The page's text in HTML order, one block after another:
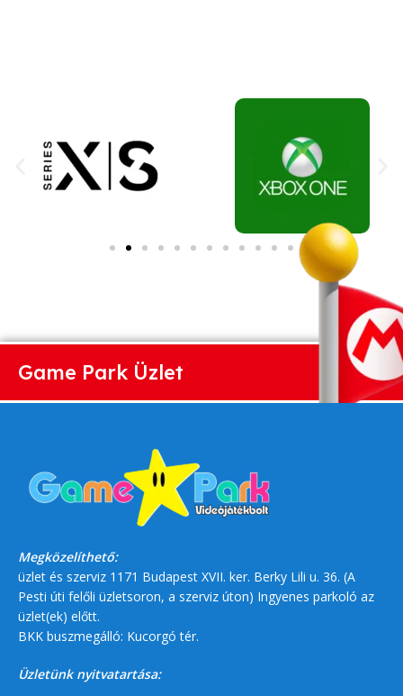
Game Park Üzlet
Megközelíthető:
üzlet és szerviz 1171 Budapest XVII. ker. Berky Lili u. 36. (A
Pesti úti felőli üzletsoron, a szerviz úton) Ingyenes parkoló az
üzlet(ek) előtt.
BKK buszmegálló: Kucorgó tér.
Üzletünk nyitvatartása: